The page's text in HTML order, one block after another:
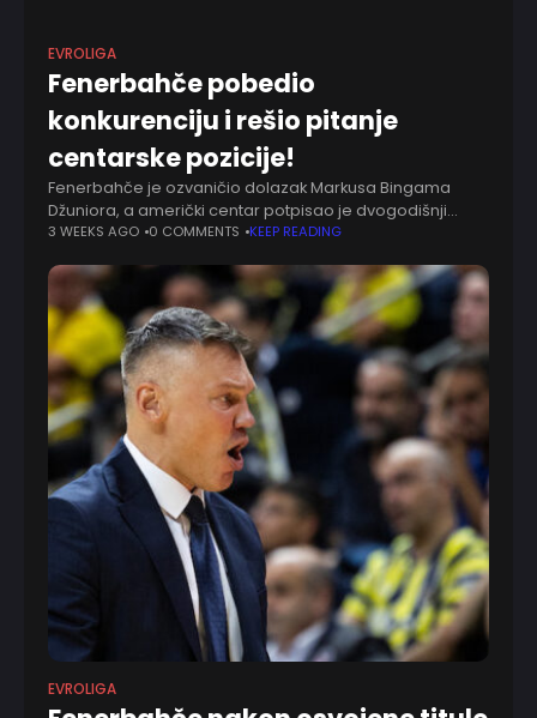
EVROLIGA
Fenerbahče pobedio
konkurenciju i rešio pitanje
centarske pozicije!
Fenerbahče je ozvaničio dolazak Markusa Bingama
Džuniora, a američki centar potpisao je dvogodišnji
ugovor sa aktuelnim šampionom Evrope. Bingam u
3 WEEKS AGO 0 COMMENTS KEEP READING
EVROLIGA